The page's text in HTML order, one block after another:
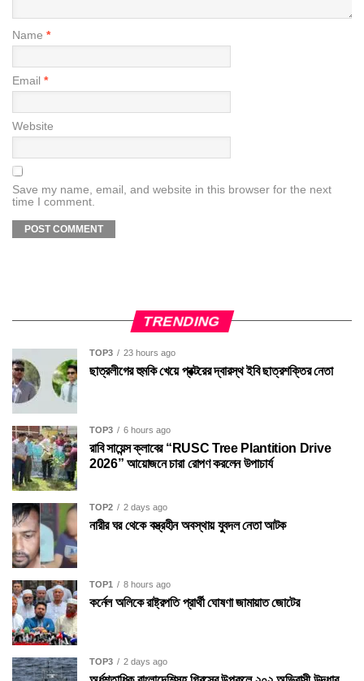
Name *
Email *
Website
Save my name, email, and website in this browser for the next
time I comment.
TRENDING
TOP3 23 hours ago
ছাত্রলীগের হুমকি খেয়ে প্রক্টরের দ্বারস্থ ইবি ছাত্রশক্তির নেতা
TOP3 6 hours ago
রাবি সায়েন্স ক্লাবের “RUSC Tree Plantition Drive
2026” আয়োজনে চারা রোপণ করলেন উপাচার্য
TOP2 2 days ago
নারীর ঘর থেকে বস্ত্রহীন অবস্থায় যুবদল নেতা আটক
TOP1 8 hours ago
কর্নেল অলিকে রাষ্ট্রপতি প্রার্থী ঘোষণা জামায়াত জোটের
TOP3 2 days ago